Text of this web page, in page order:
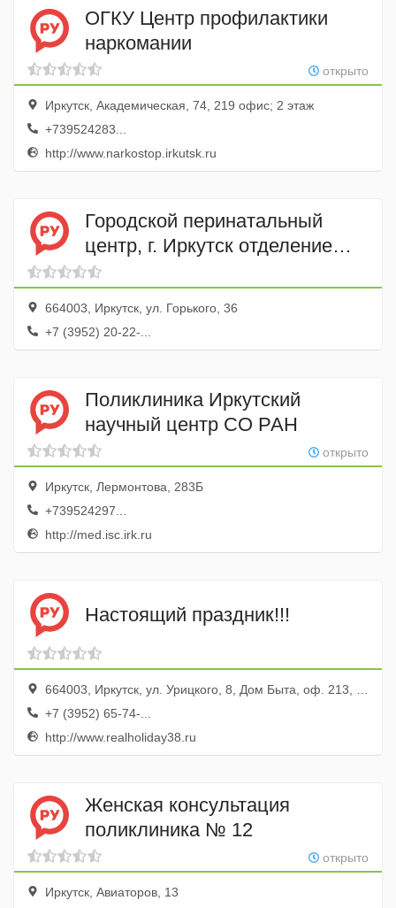
ОГКУ Центр профилактики
наркомании
открыто
Иркутск, Академическая, 74, 219 офис; 2 этаж
+739524283...
http://www.narkostop.irkutsk.ru
Городской перинатальный
центр, г. Иркутск отделение
анестезиологии и реанимации
МУЗ
664003, Иркутск, ул. Горького, 36
+7 (3952) 20-22-...
Поликлиника Иркутский
научный центр СО РАН
открыто
Иркутск, Лермонтова, 283Б
+739524297...
http://med.isc.irk.ru
Настоящий праздник!!!
664003, Иркутск, ул. Урицкого, 8, Дом Быта, оф. 213, 315
+7 (3952) 65-74-...
http://www.realholiday38.ru
Женская консультация
поликлиника № 12
открыто
Иркутск, Авиаторов, 13